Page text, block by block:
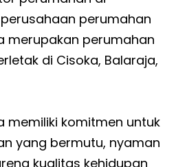
perumahan
merupakan perumahan
di Cisoka, Balaraja,
memiliki komitmen untuk
yang bermutu, nyaman
kualitas kehidupan